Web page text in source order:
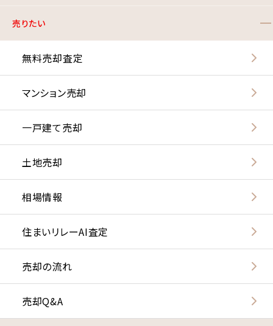
売りたい
無料売却査定
マンション売却
一戸建て売却
土地売却
相場情報
住まいリレーAI査定
売却の流れ
売却Q&A